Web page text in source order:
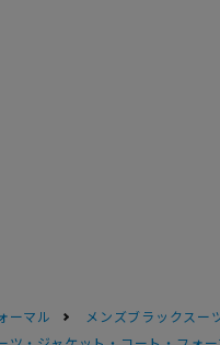
ーマル
メンズブラックスー